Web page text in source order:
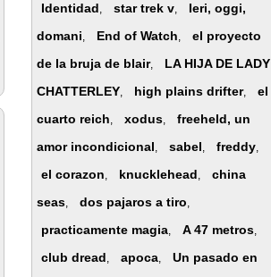
Identidad, star trek v,
Ieri, oggi,
domani, End of Watch,
el proyecto
de la bruja de blair,
LA HIJA DE LADY
CHATTERLEY, high plains drifter,
el
cuarto reich, xodus,
freeheld, un
amor incondicional, sabel, freddy,
el corazon, knucklehead,
china
seas, dos pajaros a tiro,
practicamente magia, A 47 metros,
club dread, apoca,
Un pasado en